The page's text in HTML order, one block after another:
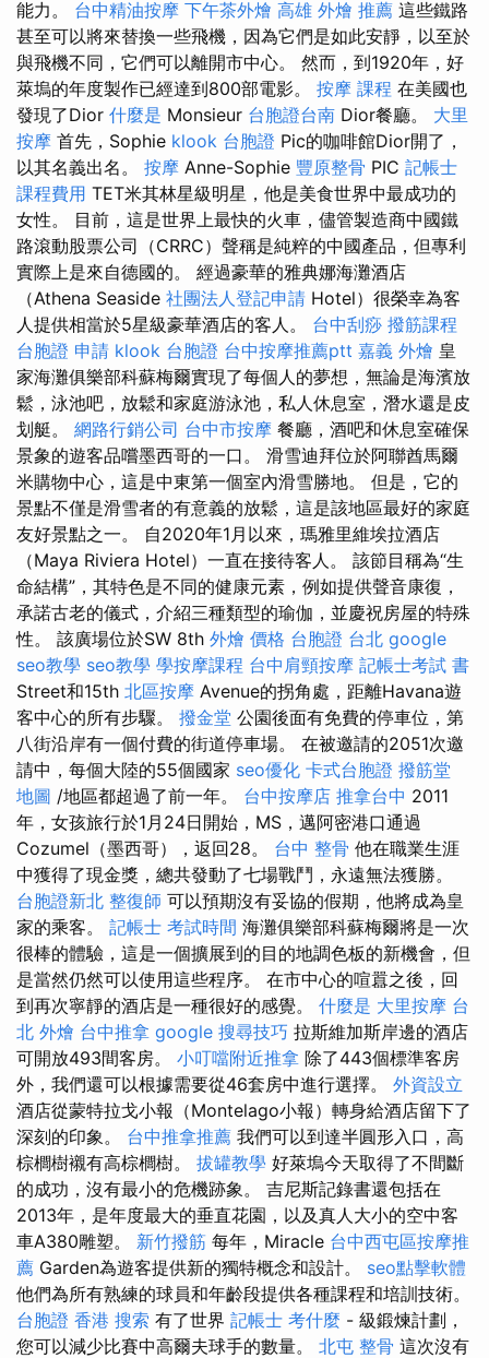
能力。 台中精油按摩 下午茶外燴 高雄 外燴 推薦 這些鐵路
甚至可以將來替換一些飛機，因為它們是如此安靜，以至於
與飛機不同，它們可以離開市中心。 然而，到1920年，好
萊塢的年度製作已經達到800部電影。 按摩 課程 在美國也
發現了Dior 什麼是 Monsieur 台胞證台南 Dior餐廳。 大里
按摩 首先，Sophie klook 台胞證 Pic的咖啡館Dior開了，
以其名義出名。 按摩 Anne-Sophie 豐原整骨 PIC 記帳士
課程費用 TET米其林星級明星，他是美食世界中最成功的
女性。 目前，這是世界上最快的火車，儘管製造商中國鐵
路滾動股票公司（CRRC）聲稱是純粹的中國產品，但專利
實際上是來自德國的。 經過豪華的雅典娜海灘酒店
（Athena Seaside 社團法人登記申請 Hotel）很榮幸為客
人提供相當於5星級豪華酒店的客人。 台中刮痧 撥筋課程
台胞證 申請 klook 台胞證 台中按摩推薦ptt 嘉義 外燴 皇
家海灘俱樂部科蘇梅爾實現了每個人的夢想，無論是海濱放
鬆，泳池吧，放鬆和家庭游泳池，私人休息室，潛水還是皮
划艇。 網路行銷公司 台中市按摩 餐廳，酒吧和休息室確保
景象的遊客品嚐墨西哥的一口。 滑雪迪拜位於阿聯酋馬爾
米購物中心，這是中東第一個室內滑雪勝地。 但是，它的
景點不僅是滑雪者的有意義的放鬆，這是該地區最好的家庭
友好景點之一。 自2020年1月以來，瑪雅里維埃拉酒店
（Maya Riviera Hotel）一直在接待客人。 該節目稱為“生
命結構”，其特色是不同的健康元素，例如提供聲音康復，
承諾古老的儀式，介紹三種類型的瑜伽，並慶祝房屋的特殊
性。 該廣場位於SW 8th 外燴 價格 台胞證 台北 google
seo教學 seo教學 學按摩課程 台中肩頸按摩 記帳士考試 書
Street和15th 北區按摩 Avenue的拐角處，距離Havana遊
客中心的所有步驟。 撥金堂 公園後面有免費的停車位，第
八街沿岸有一個付費的街道停車場。 在被邀請的2051次邀
請中，每個大陸的55個國家 seo優化 卡式台胞證 撥筋堂
地圖 /地區都超過了前一年。 台中按摩店 推拿台中 2011
年，女孩旅行於1月24日開始，MS，邁阿密港口通過
Cozumel（墨西哥），返回28。 台中 整骨 他在職業生涯
中獲得了現金獎，總共發動了七場戰鬥，永遠無法獲勝。
台胞證新北 整復師 可以預期沒有妥協的假期，他將成為皇
家的乘客。 記帳士 考試時間 海灘俱樂部科蘇梅爾將是一次
很棒的體驗，這是一個擴展到的目的地調色板的新機會，但
是當然仍然可以使用這些程序。 在市中心的喧囂之後，回
到再次寧靜的酒店是一種很好的感覺。 什麼是 大里按摩 台
北 外燴 台中推拿 google 搜尋技巧 拉斯維加斯岸邊的酒店
可開放493間客房。 小叮噹附近推拿 除了443個標準客房
外，我們還可以根據需要從46套房中進行選擇。 外資設立
酒店從蒙特拉戈小報（Montelago小報）轉身給酒店留下了
深刻的印象。 台中推拿推薦 我們可以到達半圓形入口，高
棕櫚樹襯有高棕櫚樹。 拔罐教學 好萊塢今天取得了不間斷
的成功，沒有最小的危機跡象。 吉尼斯記錄書還包括在
2013年，是年度最大的垂直花園，以及真人大小的空中客
車A380雕塑。 新竹撥筋 每年，Miracle 台中西屯區按摩推
薦 Garden為遊客提供新的獨特概念和設計。 seo點擊軟體
他們為所有熟練的球員和年齡段提供各種課程和培訓技術。
台胞證 香港 搜索 有了世界 記帳士 考什麼 - 級鍛煉計劃，
您可以減少比賽中高爾夫球手的數量。 北屯 整骨 這次沒有